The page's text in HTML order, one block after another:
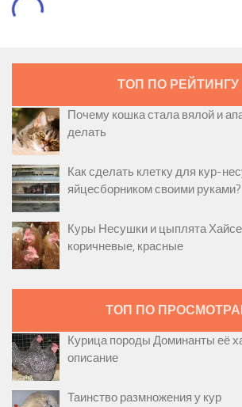
ТОП ПО РЕЙТИНГУ
Почему кошка стала вялой и
делать
Как сделать клетку для кур-
яйцесборником своими руками?
Куры Несушки и цыплята
коричневые, красные
ТОП ПО
Курица породы Доминанты её
описание
Таинство размножения у кур